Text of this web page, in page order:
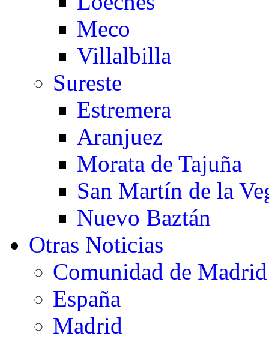
Meco
Villalbilla
Sureste
Estremera
Aranjuez
Morata de Tajuña
San Martín de la
Nuevo Baztán
Otras Noticias
Comunidad de Madrid
España
Madrid